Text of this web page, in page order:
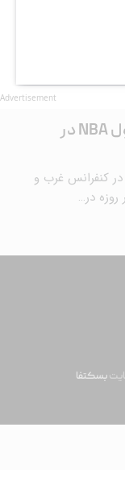
اخبار بسکتبال | آخرین وضعیت جدول NBA در
به گزارش بسکتفا – رقابت‌های بسکتبال NBA در کنفرانس غرب و
در…
بسکتفا
Advertisement